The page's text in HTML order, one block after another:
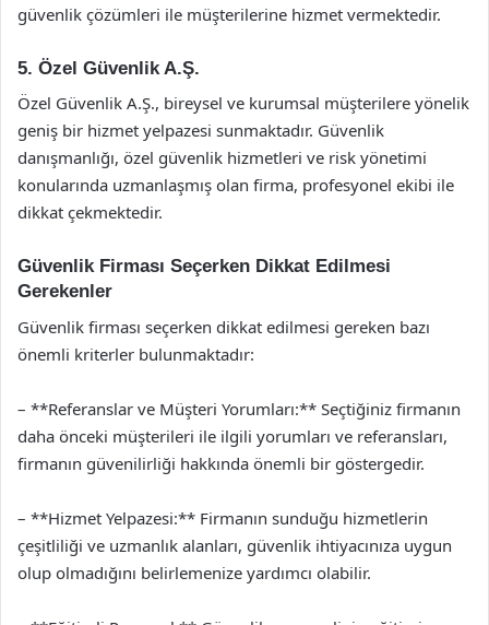
güvenlik çözümleri ile müşterilerine hizmet vermektedir.
5. Özel Güvenlik A.Ş.
Özel Güvenlik A.Ş., bireysel ve kurumsal müşterilere yönelik
geniş bir hizmet yelpazesi sunmaktadır. Güvenlik
danışmanlığı, özel güvenlik hizmetleri ve risk yönetimi
konularında uzmanlaşmış olan firma, profesyonel ekibi ile
dikkat çekmektedir.
Güvenlik Firması Seçerken Dikkat Edilmesi
Gerekenler
Güvenlik firması seçerken dikkat edilmesi gereken bazı
önemli kriterler bulunmaktadır:
– **Referanslar ve Müşteri Yorumları:** Seçtiğiniz firmanın
daha önceki müşterileri ile ilgili yorumları ve referansları,
firmanın güvenilirliği hakkında önemli bir göstergedir.
– **Hizmet Yelpazesi:** Firmanın sunduğu hizmetlerin
çeşitliliği ve uzmanlık alanları, güvenlik ihtiyacınıza uygun
olup olmadığını belirlemenize yardımcı olabilir.